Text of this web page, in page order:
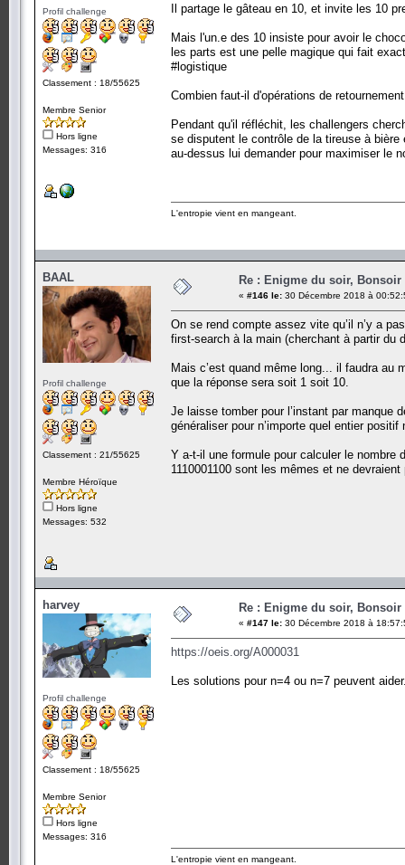
Profil challenge
Classement : 18/55625
Membre Senior
Hors ligne
Messages: 316
Il partage le gâteau en 10, et invite les 10
Mais l'un.e des 10 insiste pour avoir le
les parts est une pelle magique qui fait
#logistique
Combien faut-il d'opérations de
Pendant qu'il réfléchit, les challengers
se disputent le contrôle de la tireuse à
au-dessus lui demander pour maximiser le
L'entropie vient en mangeant.
BAAL
Profil challenge
Classement : 21/55625
Membre Héroïque
Hors ligne
Messages: 532
Re : Enigme du soir, Bonsoir
« #146 le: 30 Décembre 2018 à
On se rend compte assez vite qu’il n’y a
first-search à la main (cherchant à partir du
Mais c’est quand même long... il faudra
que la réponse sera soit 1 soit 10.
Je laisse tomber pour l’instant par manque
généraliser pour n’importe quel entier
Y a-t-il une formule pour calculer le nombre
1110001100 sont les mêmes et ne
harvey
Profil challenge
Classement : 18/55625
Membre Senior
Hors ligne
Messages: 316
Re : Enigme du soir, Bonsoir
« #147 le: 30 Décembre 2018 à
https://oeis.org/A000031
Les solutions pour n=4 ou n=7 peuvent
L'entropie vient en mangeant.